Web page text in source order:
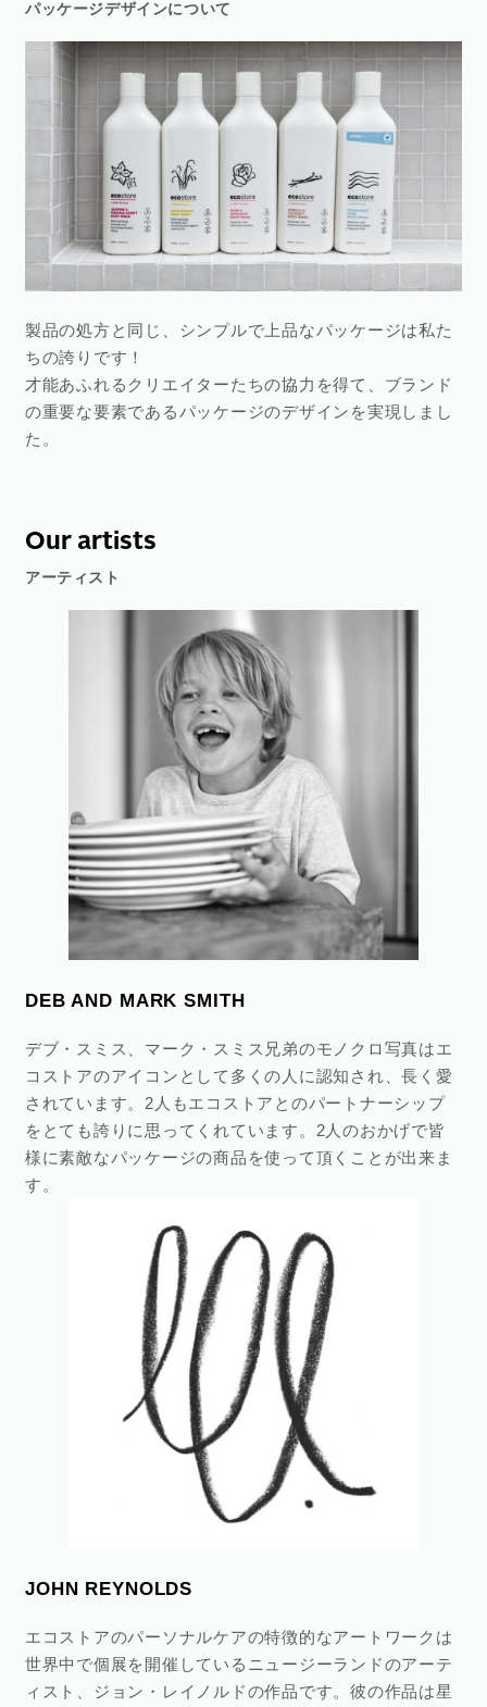
パッケージデザインについて
製品の処方と同じ、シンプルで上品なパッケージは私た
ちの誇りです！
才能あふれるクリエイターたちの協力を得て、ブランド
の重要な要素であるパッケージのデザインを実現しまし
た。
Our artists
アーティスト
DEB AND MARK SMITH
デブ・スミス、マーク・スミス兄弟のモノクロ写真はエ
コストアのアイコンとして多くの人に認知され、長く愛
されています。2人もエコストアとのパートナーシップ
をとても誇りに思ってくれています。2人のおかげで皆
様に素敵なパッケージの商品を使って頂くことが出来ま
す。
JOHN REYNOLDS
エコストアのパーソナルケアの特徴的なアートワークは
世界中で個展を開催しているニュージーランドのアーテ
ィスト、ジョン・レイノルドの作品です。彼の作品は星